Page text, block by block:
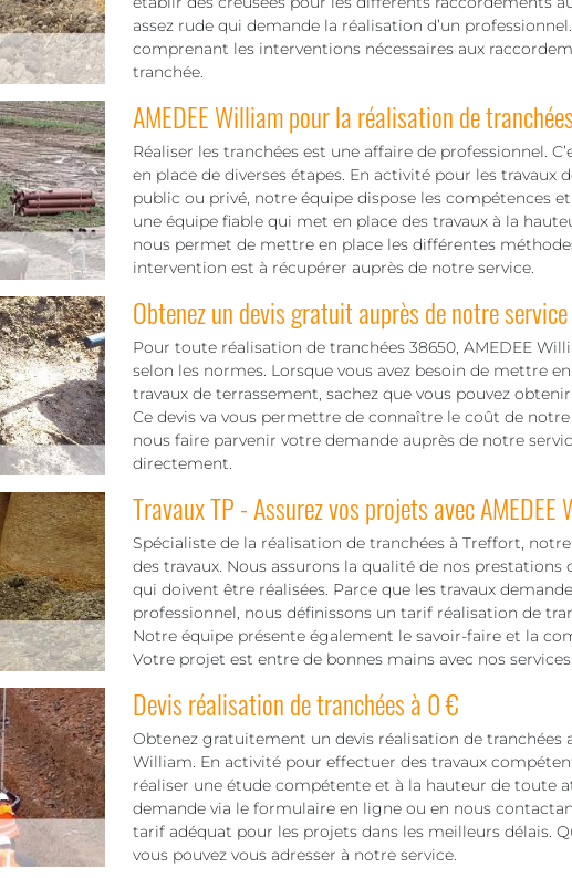
assez rude qui demande la réalisation d’un
comprenant les interventions nécessaires aux
tranchée.
AMEDEE William pour la réalisation de
Réaliser les tranchées est une affaire de professionnel.
en place de diverses étapes. En activité pour les travaux
public ou privé, notre équipe dispose les compétences
une équipe fiable qui met en place des travaux à la
nous permet de mettre en place les différentes
intervention est à récupérer auprès de notre service.
Obtenez un devis gratuit auprès de notre service
Pour toute réalisation de tranchées 38650, AMEDEE
selon les normes. Lorsque vous avez besoin de mettre
travaux de terrassement, sachez que vous pouvez
Ce devis va vous permettre de connaître le coût de
nous faire parvenir votre demande auprès de notre
directement.
Travaux TP - Assurez vos projets avec AMEDEE
Spécialiste de la réalisation de tranchées à Treffort,
des travaux. Nous assurons la qualité de nos
qui doivent être réalisées. Parce que les travaux
professionnel, nous définissons un tarif réalisation de
Notre équipe présente également le savoir-faire et la
Votre projet est entre de bonnes mains avec nos services.
Devis réalisation de tranchées à 0 €
Obtenez gratuitement un devis réalisation de tranchées
William. En activité pour effectuer des travaux
réaliser une étude compétente et à la hauteur de toute
demande via le formulaire en ligne ou en nous
tarif adéquat pour les projets dans les meilleurs délais.
vous pouvez vous adresser à notre service.